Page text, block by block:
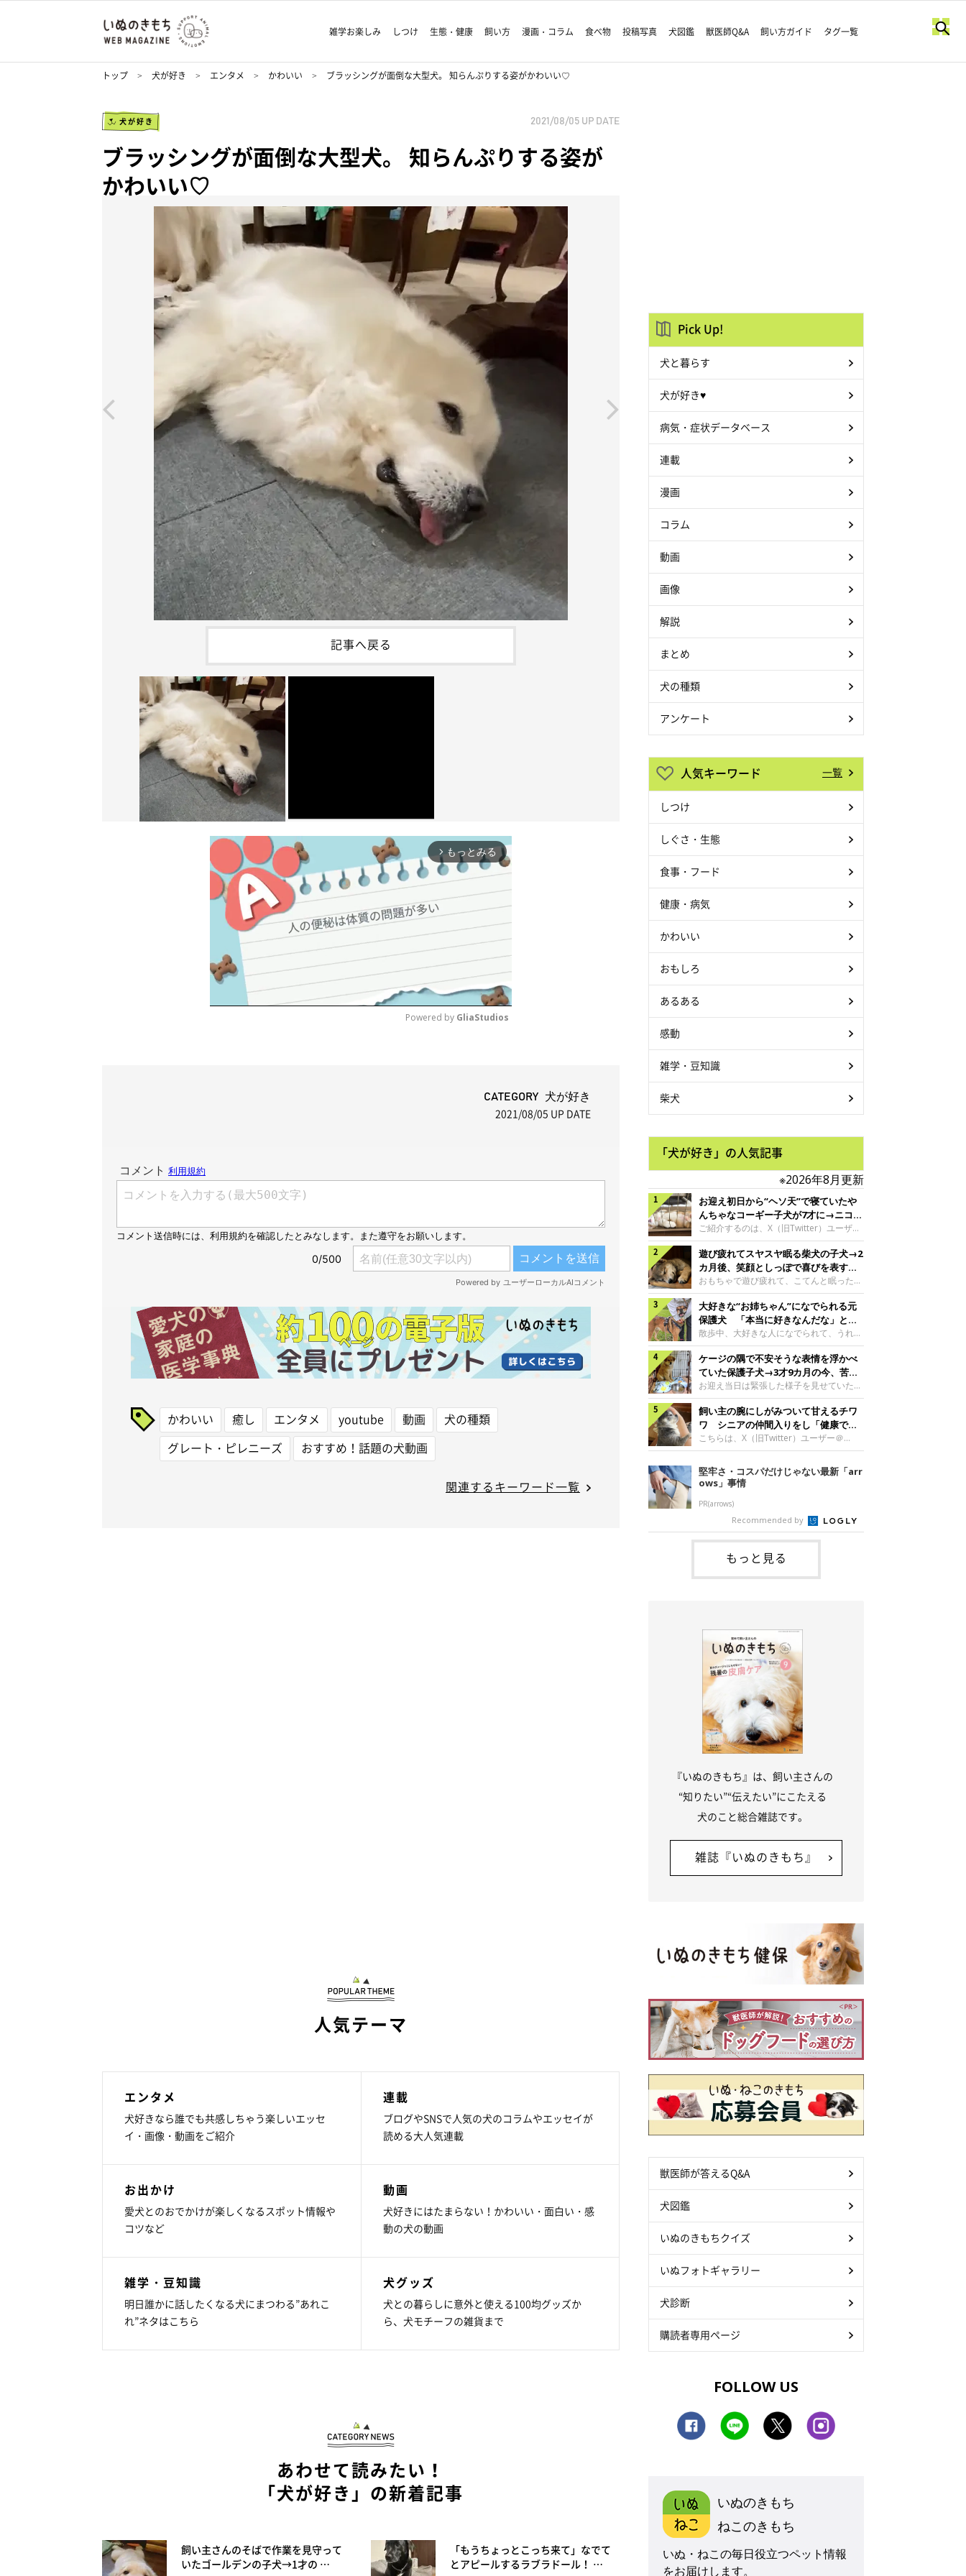
雑学お楽しみ しつけ 生態・健康 飼い方 漫画・コラム 食べ物 投稿写真 犬図鑑 獣医師Q&A 飼い方ガイド タグ一覧
トップ 犬が好き エンタメ かわいい ブラッシングが面倒な大型犬。 知らんぷりする姿がかわいい♡
犬が好き 2021/08/05 UP DATE
ブラッシングが面倒な大型犬。 知らんぷりする姿が
かわいい♡
記事へ戻る
arrow_forward_ios もっとみる
Powered by GliaStudios
CATEGORY 犬が好き
2021/08/05 UP DATE
かわいい 癒し エンタメ youtube 動画
犬の種類
グレート・ピレニーズ
おすすめ！話題の犬動画
関連するキーワード一覧
人気テーマ
エンタメ
犬好きなら誰でも共感しちゃう楽しいエッセ
イ・画像・動画をご紹介
連載
ブログやSNSで人気の犬のコラムやエッセイが
読める大人気連載
お出かけ
愛犬とのおでかけが楽しくなるスポット情報や
コツなど
動画
犬好きにはたまらない！かわいい・面白い・感
動の犬の動画
雑学・豆知識
明日誰かに話したくなる犬にまつわる”あれこ
れ”ネタはこちら
犬グッズ
犬との暮らしに意外と使える100均グッズか
ら、犬モチーフの雑貨まで
あわせて読みたい！
「犬が好き」の新着記事
飼い主さんのそばで作業を見守って
いたゴールデンの子犬→1才の …
「もうちょっとこっち来て」なでて
とアピールするラブラドール！ …
Pick Up!
犬と暮らす
犬が好き♥
病気・症状データベース
連載
漫画
コラム
動画
画像
解説
まとめ
犬の種類
アンケート
人気キーワード 一覧
しつけ
しぐさ・生態
食事・フード
健康・病気
かわいい
おもしろ
あるある
感動
雑学・豆知識
柴犬
「犬が好き」の人気記事
※2026年8月更新
お迎え初日から“ヘソ天”で寝ていたや
んちゃなコーギー子犬が7才に→ニコニ
コ“コーギースマイル”が魅力のコに成
長！
ご紹介するのは、X（旧Twitter）ユーザー
＠Kus1oKg2vsgdWS2さんの愛犬でウェル
シュ・コーギー・ペンブロークの神楽ちゃ
ん。今年の8月で7才になるという神楽ちゃ
んですが、いったいどんな子犬時代を過ご
したのでしょうか。今回は、神楽ちゃんの
成長を飼い主さんと振り返ります！神楽ち
ゃんの成長について聞いた！お迎えから数
日後の神楽ちゃん（撮影時生後2カ月）＠
Kus1oKg2vsgdWS2――お迎え当初の神楽
ちゃんの様子について教えてください。飼
い主さん： 「お迎え当日から“ヘソ天”で寝
るようなコでし
遊び疲れてスヤスヤ眠る柴犬の子犬→2
カ月後、笑顔としっぽで喜びを表すコ
に成長！
おもちゃで遊び疲れて、こてんと眠った子
犬。あれから2カ月、表情や行動にさまざ
まな変化が見られるようになりました。遊
び疲れて眠る生後2カ月のなっちゃん遊び
疲れた様子のなっちゃん。@Pkndg_紹介
するのは、X（旧Twitter）ユーザー
@Pkndg_さんの愛犬・なっちゃん（取材
時、生後4カ月／柴犬）。こちらの写真
は、なっちゃんが生後2カ月のころに撮影
された一枚です。この日、なっちゃんは家
族と一緒におもちゃで遊んでいました。た
くさん遊んで疲れたのか、その後は眠り始
めたそうです。眠るなっちゃん。
@Pkndg_
大好きな“お姉ちゃん”になでられる元
保護犬 「本当に好きなんだな」と感
じる表情にほっこり
散歩中、大好きな人になでられて、うれし
そうな表情を見せる元保護犬。甘えるよう
な姿に、見ているこちらまでほっこりしま
す。大好きな“お姉ちゃん”に甘える小次郎
くん妹さんになでてもらい、うれしそうな
表情を見せる小次郎くん（2026年6月撮
影）。@mika_Jimmy紹介するのは、X（旧
Twitter）ユーザー@mika_Jimmyさんの愛
犬・小次郎くん（撮影時5才）。こちら
は、飼い主さんの妹さんと一緒に散歩をし
日、飼い主さんは実家から自宅へ帰る途
中、妹さんと公園で待ち合わせ
ケージの隅で不安そうな表情を浮かべ
ていた保護子犬→3才9カ月の今、苦手
を克服し頼もしいコに成長！
お迎え当日は緊張した様子を見せていた元
野犬の保護子犬。あれから約3年半、苦手
だったことを一つひとつ克服し、家族に寄
り添う姿を見せています。お迎え当日、ケ
ージの隅で不安そうにお迎え当日のシルビ
アちゃん。@nemonemotos今回紹介する
のは、X（旧Twitter）ユーザー
@nemonemotosさんの愛犬・シルビアち
ゃん（撮影当時、生後推定2カ月）。飼い
主さんが「#最初に撮った一枚」として投
稿した写真には、ケージの隅で不安そうな
表情を浮かべるシルビアちゃんの姿が写っ
ていました。こちらは、保護犬だったシル
飼い主の腕にしがみついて甘えるチワ
ワ シニアの仲間入りをし「健康で穏
やかな暮らしが続いてほしい」と願う
こちらは、X（旧Twitter）ユーザー＠
kotubusuke617さんが投稿した写真。写
っているのは、愛犬でチワワのつぶしゃん
（本名：こつぶちゃん）です。飼い主さん
の腕にしがみつくつぶしゃん（撮影時6
才）＠kotubusuke617撮影当時の状況に
ついて伺うと、飼い主さんはこう教えてく
れました。飼い主さん： 「ある休日のこ
とです。私がソファに座った途端にひざの
上にのってきたので、そのままなでながら
テレビを見ていたのですが、微動だにしな
いので気になって見てみると、腕にしがみ
堅牢さ・コスパだけじゃない最新「arr
ows」事情
PR(arrows)
Recommended by
もっと見る
『いぬのきもち』は、飼い主さんの
“知りたい”“伝えたい”にこたえる
犬のこと総合雑誌です。
雑誌『いぬのきもち』
獣医師が答えるQ&A
犬図鑑
いぬのきもちクイズ
いぬフォトギャラリー
犬診断
購読者専用ページ
FOLLOW US
いぬのきもち
ねこのきもち
いぬ・ねこの毎日役立つペット情報
をお届けします。